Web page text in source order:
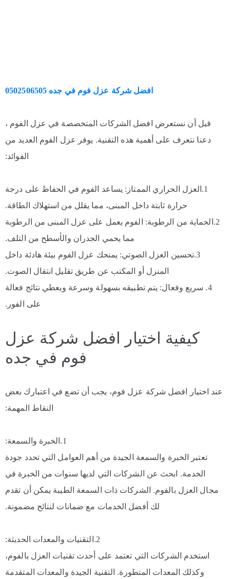
افضل شركة عزل فوم في جده 0502506505
قبل أن نستعرض افضل الشركات المتخصصة في عزل الفوم ،
دعنا نتعرف على أهمية هذه التقنية. يوفر عزل الفوم العديد من
الفوائد:
1.العزل الحراري الممتاز: يساعد الفوم في الحفاظ على درجة
حرارة ثابتة داخل المبنى، مما يقلل من استهلاك الطاقة.
2.الحماية من الرطوبة: الفوم يعمل على عزل المبنى من الرطوبة
مما يحمي الجدران والأسطح من التلف.
3.تحسين العزل الصوتي: يمنحك عزل الفوم بيئة هادئة داخل
المنزل أو المكتب عن طريق تقليل انتقال الصوت.
4. سريع وفعال: يتم تطبيقه بسهولة وسرعة ويعطي نتائج فعالة
على الفور.
كيفية اختيار افضل شركة عزل
فوم في جده
عند اختيار افضل شركة عزل فوم، يجب أن تضع في اعتبارك بعض
النقاط المهمة:
1.الخبرة والسمعة:
تعتبر الخبرة والسمعة الجيدة من أهم العوامل التي تحدد جودة
الخدمة. ابحث عن الشركات التي لديها سنوات من الخبرة في
مجال العزل بالفوم. الشركات ذات السمعة الطيبة يمكن أن تقدم
لك أفضل الخدمات مع ضمانات لنتائج مضمونة.
2.التقنيات والمعدات الحديثة:
استخدم الشركات التي تعتمد على أحدث تقنيات العزل بالفوم،
وكذلك المعدات المتطورة. التقنية الجيدة والمعدات المتقدمة